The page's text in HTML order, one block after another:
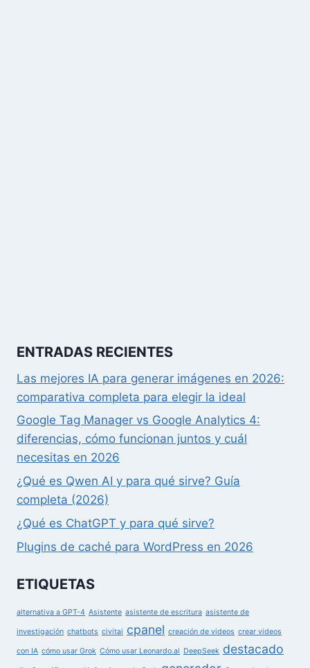
ENTRADAS RECIENTES
Las mejores IA para generar imágenes en 2026:
comparativa completa para elegir la ideal
Google Tag Manager vs Google Analytics 4:
diferencias, cómo funcionan juntos y cuál
necesitas en 2026
¿Qué es Qwen AI y para qué sirve? Guía
completa (2026)
¿Qué es ChatGPT y para qué sirve?
Plugins de caché para WordPress en 2026
ETIQUETAS
alternativa a GPT-4 Asistente asistente de escritura asistente de
investigación chatbots civitai cpanel creación de videos crear videos
con IA cómo usar Grok Cómo usar Leonardo.ai DeepSeek destacado